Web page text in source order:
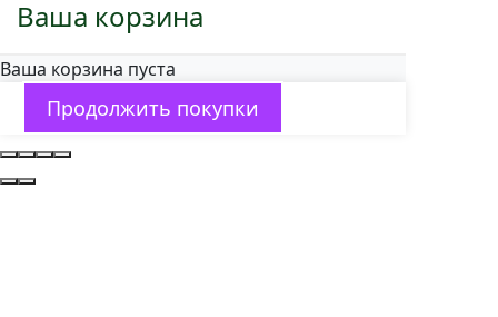
Ваша корзина
Ваша корзина пуста
Продолжить покупки